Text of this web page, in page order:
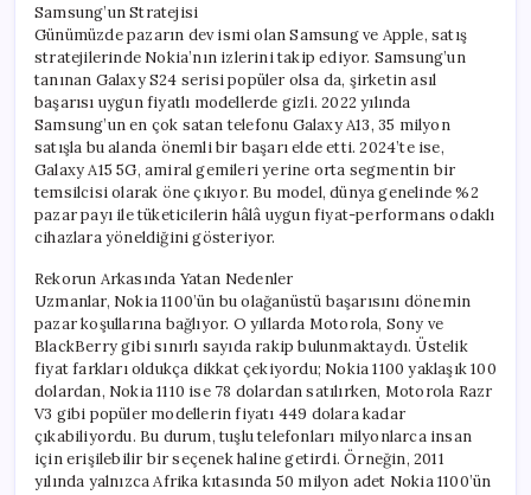
Samsung’un Stratejisi
Günümüzde pazarın dev ismi olan Samsung ve Apple, satış
stratejilerinde Nokia’nın izlerini takip ediyor. Samsung’un
tanınan Galaxy S24 serisi popüler olsa da, şirketin asıl
başarısı uygun fiyatlı modellerde gizli. 2022 yılında
Samsung’un en çok satan telefonu Galaxy A13, 35 milyon
satışla bu alanda önemli bir başarı elde etti. 2024’te ise,
Galaxy A15 5G, amiral gemileri yerine orta segmentin bir
temsilcisi olarak öne çıkıyor. Bu model, dünya genelinde %2
pazar payı ile tüketicilerin hâlâ uygun fiyat-performans odaklı
cihazlara yöneldiğini gösteriyor.
Rekorun Arkasında Yatan Nedenler
Uzmanlar, Nokia 1100’ün bu olağanüstü başarısını dönemin
pazar koşullarına bağlıyor. O yıllarda Motorola, Sony ve
BlackBerry gibi sınırlı sayıda rakip bulunmaktaydı. Üstelik
fiyat farkları oldukça dikkat çekiyordu; Nokia 1100 yaklaşık 100
dolardan, Nokia 1110 ise 78 dolardan satılırken, Motorola Razr
V3 gibi popüler modellerin fiyatı 449 dolara kadar
çıkabiliyordu. Bu durum, tuşlu telefonları milyonlarca insan
için erişilebilir bir seçenek haline getirdi. Örneğin, 2011
yılında yalnızca Afrika kıtasında 50 milyon adet Nokia 1100’ün